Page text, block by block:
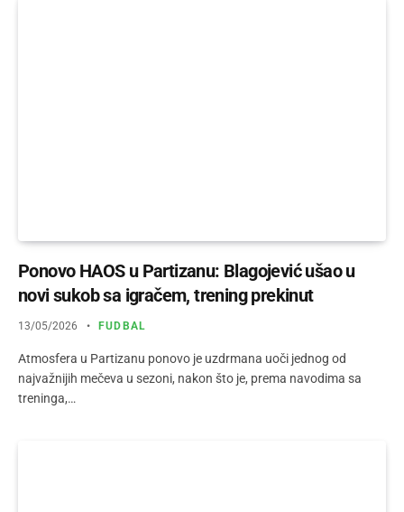
Ponovo HAOS u Partizanu: Blagojević ušao u
novi sukob sa igračem, trening prekinut
13/05/2026 FUDBAL
Atmosfera u Partizanu ponovo je uzdrmana uoči jednog od
najvažnijih mečeva u sezoni, nakon što je, prema navodima sa
treninga,…